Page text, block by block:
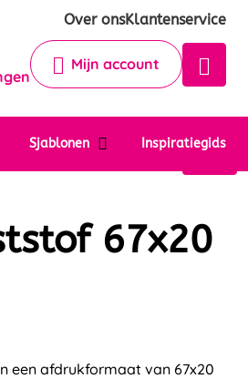
Over onsKlantenservice
Mijn account
Sjablonen Inspiratiegids
antwoord op uw vraag
7 met onze chatbot voor
67x20
een afdrukformaat van 67x20